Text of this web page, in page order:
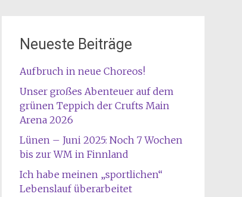
Neueste Beiträge
Aufbruch in neue Choreos!
Unser großes Abenteuer auf dem
grünen Teppich der Crufts Main
Arena 2026
Lünen – Juni 2025: Noch 7 Wochen
bis zur WM in Finnland
Ich habe meinen „sportlichen“
Lebenslauf überarbeitet